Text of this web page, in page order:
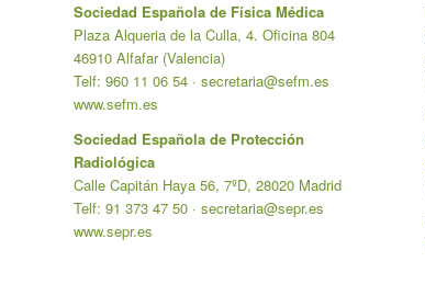
Sociedad Española de Física Médica
Plaza Alqueria de la Culla, 4. Oficina 804
46910 Alfafar (Valencia)
Telf: 960 11 06 54 · secretaria@sefm.es
www.sefm.es
Sociedad Española de Protección
Radiológica
Calle Capitán Haya 56, 7ºD, 28020 Madrid
Telf: 91 373 47 50 · secretaria@sepr.es
www.sepr.es